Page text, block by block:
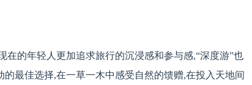
的年轻人更加追求旅行的沉浸感和参与感,“深度游”也
最佳选择,在一草一木中感受自然的馈赠,在投入天地间